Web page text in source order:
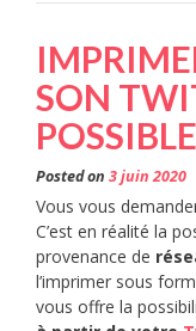
SON
Posted on 3 juin 2020
Vous vous
C’est en réalité la
provenance de
l’imprimer sous
vous offre la